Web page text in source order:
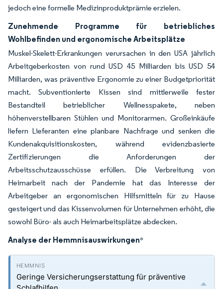
jedoch eine formelle Medizinproduktprämie erzielen.
Zunehmende Programme für betriebliches
Wohlbefinden und ergonomische Arbeitsplätze
Muskel-Skelett-Erkrankungen verursachen in den USA jährlich
Arbeitgeberkosten von rund USD 45 Milliarden bis USD 54
Milliarden, was präventive Ergonomie zu einer Budgetpriorität
macht. Subventionierte Kissen sind mittlerweile fester
Bestandteil betrieblicher Wellnesspakete, neben
höhenverstellbaren Stühlen und Monitorarmen. Großeinkäufe
liefern Lieferanten eine planbare Nachfrage und senken die
Kundenakquisitionskosten, während evidenzbasierte
Zertifizierungen die Anforderungen der
Arbeitsschutzausschüsse erfüllen. Die Verbreitung von
Heimarbeit nach der Pandemie hat das Interesse der
Arbeitgeber an ergonomischen Hilfsmitteln für zu Hause
gesteigert und das Kissenvolumen für Unternehmen erhöht, die
sowohl Büro- als auch Heimarbeitsplätze abdecken.
Analyse der Hemmnisauswirkungen*
Geringe Versicherungserstattung für präventive